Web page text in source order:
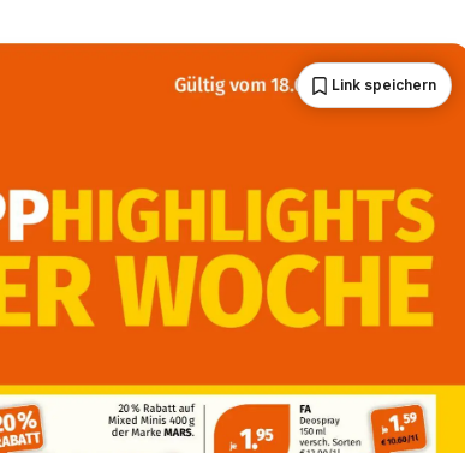
Link speichern